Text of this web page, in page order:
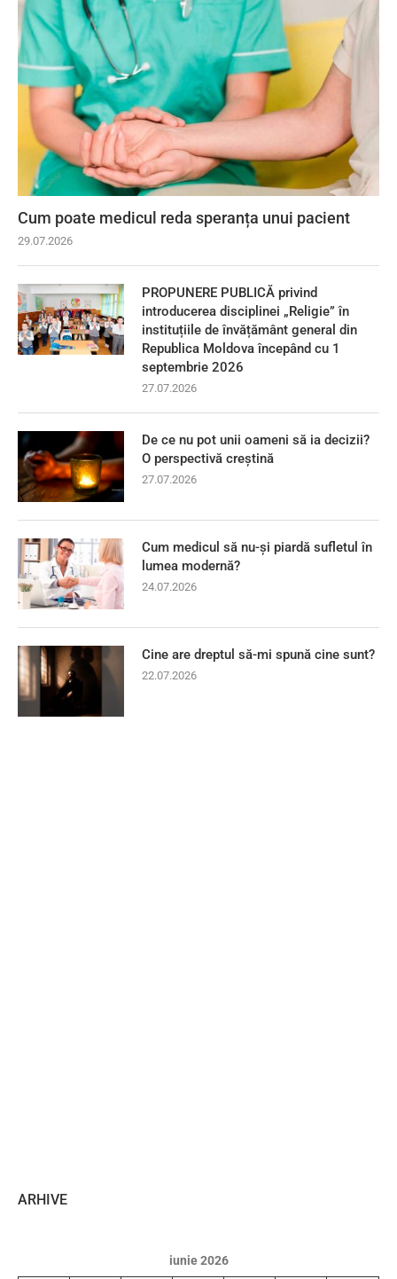
Cum poate medicul reda speranța unui pacient
29.07.2026
PROPUNERE PUBLICĂ privind
introducerea disciplinei „Religie” în
instituțiile de învățământ general din
Republica Moldova începând cu 1
septembrie 2026
27.07.2026
De ce nu pot unii oameni să ia decizii?
O perspectivă creștină
27.07.2026
Cum medicul să nu-și piardă sufletul în
lumea modernă?
24.07.2026
Cine are dreptul să-mi spună cine sunt?
22.07.2026
ARHIVE
iunie 2026